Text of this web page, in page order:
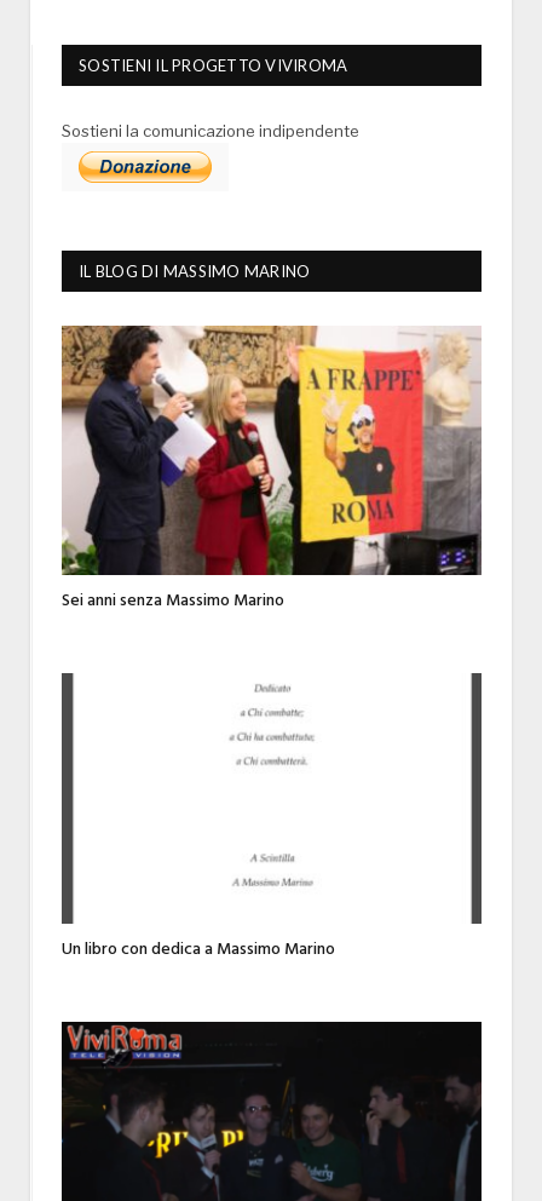
SOSTIENI IL PROGETTO VIVIROMA
Sostieni la comunicazione indipendente
IL BLOG DI MASSIMO MARINO
Sei anni senza Massimo Marino
Un libro con dedica a Massimo Marino